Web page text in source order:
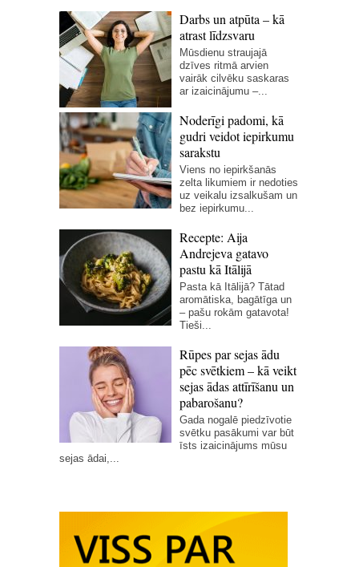
Darbs un atpūta – kā
atrast līdzsvaru
Mūsdienu straujajā
dzīves ritmā arvien
vairāk cilvēku saskaras
ar izaicinājumu –...
Noderīgi padomi, kā
gudri veidot iepirkumu
sarakstu
Viens no iepirkšanās
zelta likumiem ir nedoties
uz veikalu izsalkušam un
bez iepirkumu...
Recepte: Aija
Andrejeva gatavo
pastu kā Itālijā
Pasta kā Itālijā? Tātad
aromātiska, bagātīga un
– pašu rokām gatavota!
Tieši...
Rūpes par sejas ādu
pēc svētkiem – kā veikt
sejas ādas attīrīšanu un
pabarošanu?
Gada nogalē piedzīvotie
svētku pasākumi var būt
īsts izaicinājums mūsu
sejas ādai,...